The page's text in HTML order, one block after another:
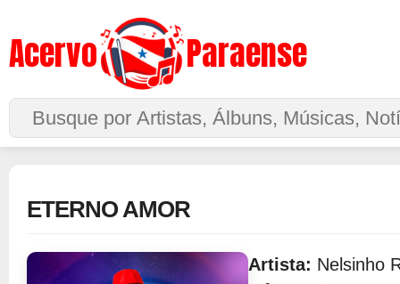
Acervo Paraense
Buscar no Site
ETERNO AMOR
Artista: Nelsinho